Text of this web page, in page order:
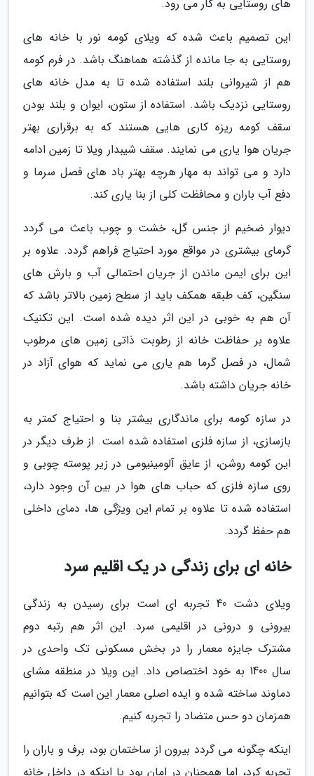
های روستایی به کار می رود.
این تصمیم باعث شده که ویلای کومه نور با خانه های
روستایی به جا مانده از گذشته هماهنگ باشد. در فرم کومه
هم از شیروانی بلند استفاده شده تا به مدل خانه های
روستایی نزدیک باشد. استفاده از ستون، ایوان و بلند بودن
سقف کومه ریزه کاری هایی هستند که به برقراری بهتر
جریان هوا یاری می نمایند. سقف شیبدار ویلا تا زمین ادامه
دارد و می تواند به مهار هرچه بهتر باد های فصل سرما و
دفع آب باران و محافظت کلی از بنا یاری کند.
دیوار ضخیم از جنس گل، خشت و چوب باعث می گردد
گرمای بیشتری در مواقع مورد احتیاج فراهم گردد. علاوه بر
این برای ایمن ماندن از جریان احتمالی آب و بارش های
سنگین، کف طبقه همکف باید از سطح زمین بالاتر باشد که
آن هم به خوبی در این اثر دیده شده است. این تکنیک
علاوه بر حفاظت خانه از رطوبت ذاتی زمین های مرطوب
شمال، در فصل گرما هم یاری می نماید که هوای آزاد در
خانه جریان داشته باشد.
در سازه کومه برای ماندگاری بیشتر بنا و احتیاج کمتر به
بازسازی، از سازه فلزی استفاده شده است. از طرف دیگر در
این کومه روشن، از عایق آلومینیومی در زیر پوسته چوبی و
روی سازه فلزی که حباب های هوا در بین آن وجود دارد،
استفاده شده تا علاوه بر تمام این ویژگی ها، دمای داخلی
هم حفظ گردد.
خانه ای برای زندگی در یک اقلیم سرد
ویلای دشت 40 تجربه ای است برای رسیدن به زندگی
بیرونی و درونی در اقلیمی سرد. این اثر هم رتبه دوم
مشترک جایزه معمار را در بخش مسکونی تک واحدی در
سال 1400 به خود اختصاص داد. این ویلا در منطقه مشای
دماوند ساخته شده و ایده اصلی معمار این است که بتوانیم
همزمان دو حس متضاد را تجربه کنیم.
اینکه چگونه می گردد بیرون از ساختمان بود، برف و باران را
تجربه کرد، اما همچنان در امان بود یا اینکه در داخل خانه